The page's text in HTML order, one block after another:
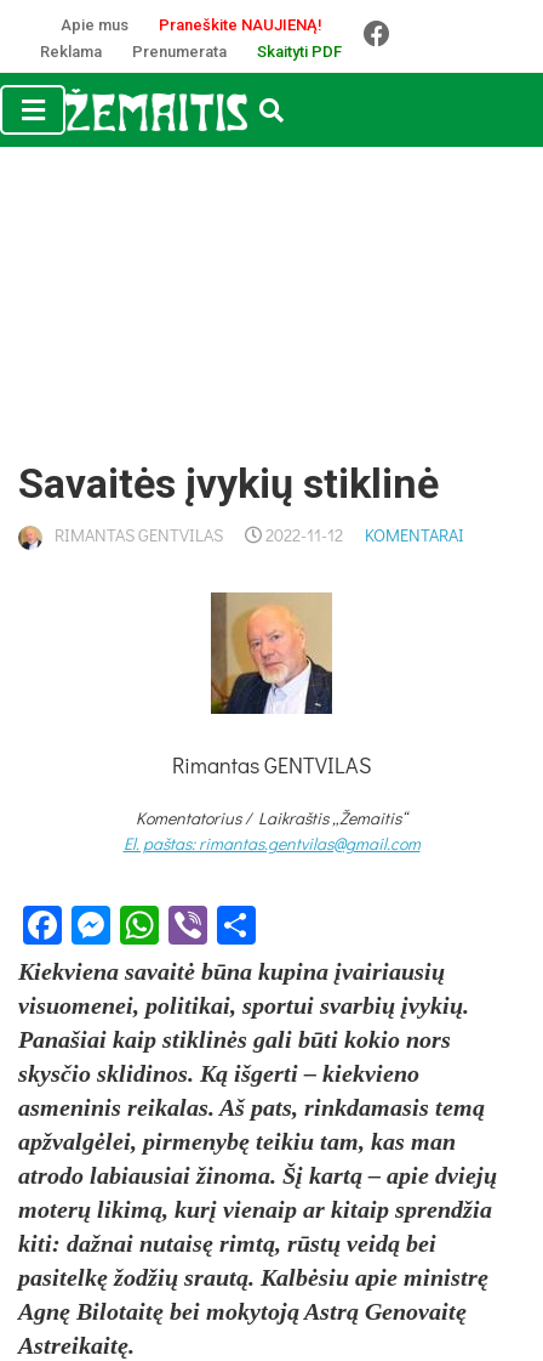
Apie mus
Praneškite NAUJIENĄ!
Reklama
Prenumerata Skaityti PDF
Savaitės įvykių stiklinė
RIMANTAS GENTVILAS 2022-11-12 KOMENTARAI
Rimantas GENTVILAS
Komentatorius / Laikraštis „Žemaitis“
El. paštas: rimantas.gentvilas@gmail.com
Facebook
Messenger
WhatsApp
Viber
Kiekviena savaitė būna kupina įvairiausių
visuomenei, politikai, sportui svarbių įvykių.
Panašiai kaip stiklinės gali būti kokio nors
skysčio sklidinos. Ką išgerti – kiekvieno
asmeninis reikalas. Aš pats, rinkdamasis temą
apžvalgėlei, pirmenybę teikiu tam, kas man
atrodo labiausiai žinoma. Šį kartą – apie dviejų
moterų likimą, kurį vienaip ar kitaip sprendžia
kiti: dažnai nutaisę rimtą, rūstų veidą bei
pasitelkę žodžių srautą. Kalbėsiu apie ministrę
Agnę Bilotaitę bei mokytoją Astrą Genovaitę
Astreikaitę.